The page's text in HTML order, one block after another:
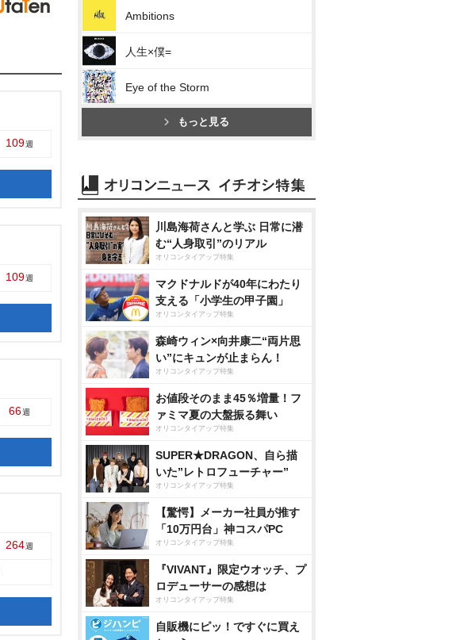
109週
109週
66週
264週
Ambitions
人生×僕=
Eye of the Storm
もっと見る
川島海荷さんと学ぶ 日常に潜
む“人身取引”のリアル
オリコンタイアップ特集
マクドナルドが40年にわたり
支える「小学生の甲子園」
オリコンタイアップ特集
森崎ウィン×向井康二“両片思
い”にキュンが止まらん！
オリコンタイアップ特集
お値段そのまま45％増量！フ
ァミマ夏の大盤振る舞い
オリコンタイアップ特集
SUPER★DRAGON、自ら描
いた”レトロフューチャー”
オリコンタイアップ特集
【驚愕】メーカー社員が推す
「10万円台」神コスパPC
オリコンタイアップ特集
『VIVANT』限定ウオッチ、プ
ロデューサーの感想は
オリコンタイアップ特集
自販機にピッ！ですぐに買え